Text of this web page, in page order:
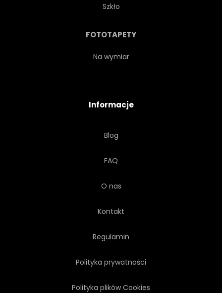
Szkło
FOTOTAPETY
Na wymiar
Informacje
Blog
FAQ
O nas
Kontakt
Regulamin
Polityka prywatności
Polityka plików Cookies